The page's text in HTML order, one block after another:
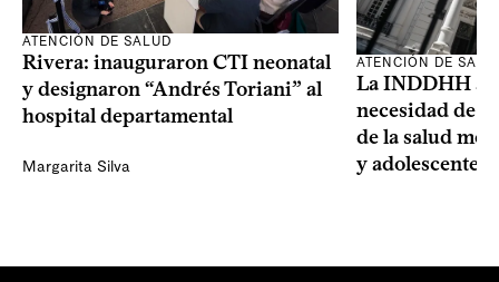
ATENCIÓN DE SALUD
Rivera: inauguraron CTI neonatal
y designaron “Andrés Toriani” al
hospital departamental
Margarita Silva
ATENCIÓN DE
La INDDHH
necesidad de
de la salud
y adolescentes